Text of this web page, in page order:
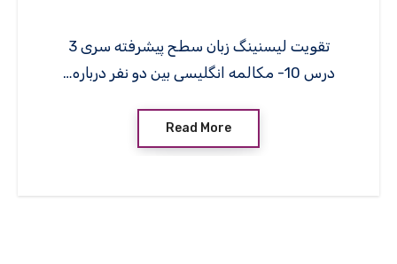
تقویت لیسنینگ زبان سطح پیشرفته سری 3
درس 10- مکالمه انگلیسی بین دو نفر درباره…
Read More